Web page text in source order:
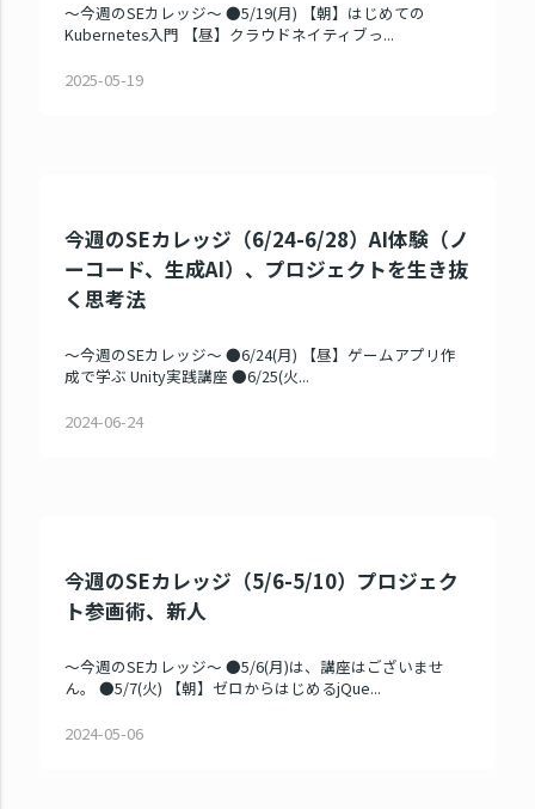
～今週のSEカレッジ～ ●5/19(月) 【朝】はじめての
Kubernetes入門 【昼】クラウドネイティブっ...
2025-05-19
今週のSEカレッジ（6/24-6/28）AI体験（ノ
ーコード、生成AI）、プロジェクトを生き抜
く思考法
～今週のSEカレッジ～ ●6/24(月) 【昼】ゲームアプリ作
成で学ぶ Unity実践講座 ●6/25(火...
2024-06-24
今週のSEカレッジ（5/6-5/10）プロジェク
ト参画術、新人
～今週のSEカレッジ～ ●5/6(月)は、講座はございませ
ん。 ●5/7(火) 【朝】ゼロからはじめるjQue...
2024-05-06